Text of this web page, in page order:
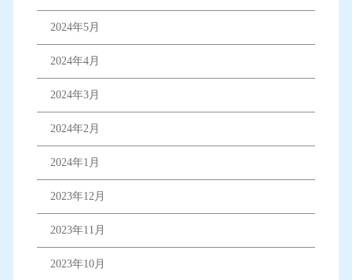
2024年5月
2024年4月
2024年3月
2024年2月
2024年1月
2023年12月
2023年11月
2023年10月